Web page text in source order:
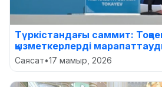
Түркістандағы саммит:
қызметкерлерді
Саясат•17 мамыр, 2026